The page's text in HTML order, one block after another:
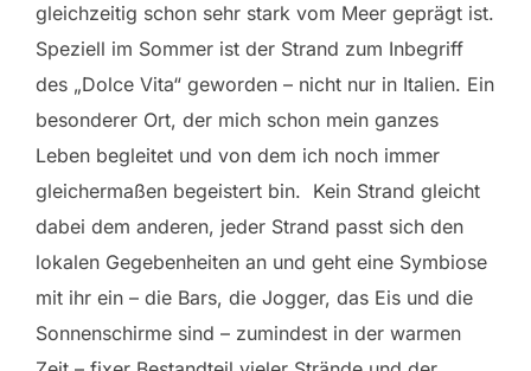
gleichzeitig schon sehr stark vom Meer geprägt ist.
Speziell im Sommer ist der Strand zum Inbegriff
des „Dolce Vita“ geworden – nicht nur in Italien. Ein
besonderer Ort, der mich schon mein ganzes
Leben begleitet und von dem ich noch immer
gleichermaßen begeistert bin. Kein Strand gleicht
dabei dem anderen, jeder Strand passt sich den
lokalen Gegebenheiten an und geht eine Symbiose
mit ihr ein – die Bars, die Jogger, das Eis und die
Sonnenschirme sind – zumindest in der warmen